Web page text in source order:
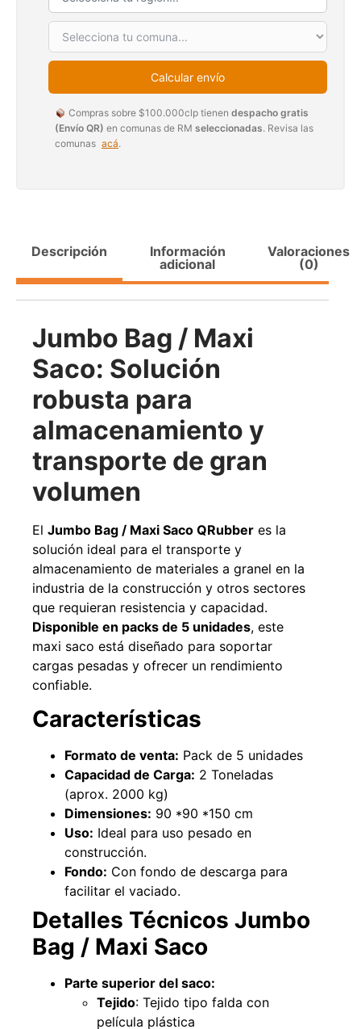
Calcular envío
Compras sobre $100.000clp tienen despacho gratis
(Envío QR) en comunas de RM seleccionadas. Revisa las
comunas acá.
Descripción
Información
adicional
Valoraciones
(0)
Jumbo Bag / Maxi
Saco: Solución
robusta para
almacenamiento y
transporte de gran
volumen
El Jumbo Bag / Maxi Saco QRubber es la
solución ideal para el transporte y
almacenamiento de materiales a granel en la
industria de la construcción y otros sectores
que requieran resistencia y capacidad.
Disponible en packs de 5 unidades, este
maxi saco está diseñado para soportar
cargas pesadas y ofrecer un rendimiento
confiable.
Características
Formato de venta: Pack de 5 unidades
Capacidad de Carga: 2 Toneladas
(aprox. 2000 kg)
Dimensiones: 90 *90 *150 cm
Uso: Ideal para uso pesado en
construcción.
Fondo: Con fondo de descarga para
facilitar el vaciado.
Detalles Técnicos Jumbo
Bag / Maxi Saco
Parte superior del saco:
Tejido: Tejido tipo falda con
película plástica
Transpaleta eléctrica carga de 2tn
1.990.000
Agregar al carrito
Apilador manual
Pasto sintético ornamental Importado
USA: Paradise densidad 42mm Rollo
4,57*15,24mts
$1.427.544
Leer más
49%
Pasto sintético ornamental Importado
USA: Summer densidad 35mm Rollo
4,57*30,48mts
$ 2.002.243 $1.021.490
Leer más
Empaquetadura 1/